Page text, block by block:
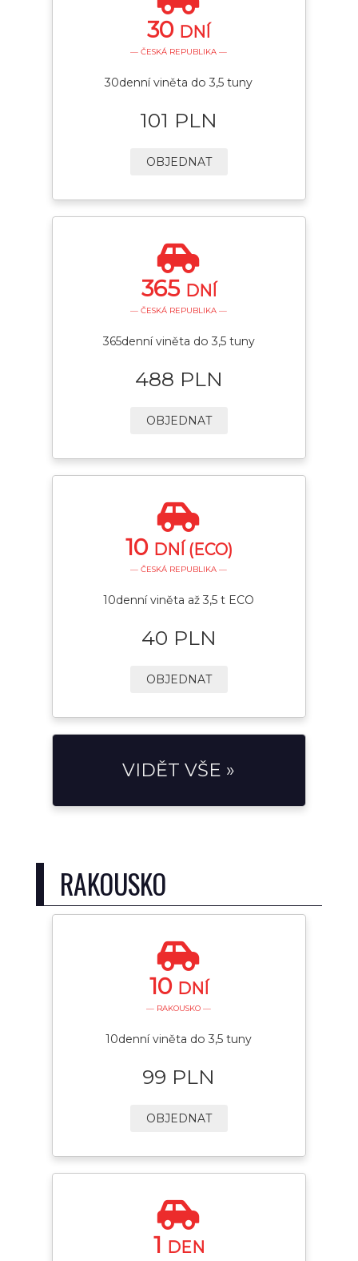
30 DNÍ
— ČESKÁ REPUBLIKA —
30denní viněta do 3,5 tuny
101 PLN
OBJEDNAT
365 DNÍ
— ČESKÁ REPUBLIKA —
365denní viněta do 3,5 tuny
488 PLN
OBJEDNAT
10 DNÍ (ECO)
— ČESKÁ REPUBLIKA —
10denní viněta až 3,5 t ECO
40 PLN
OBJEDNAT
VIDĚT VŠE »
RAKOUSKO
10 DNÍ
— RAKOUSKO —
10denní viněta do 3,5 tuny
99 PLN
OBJEDNAT
1 DEN